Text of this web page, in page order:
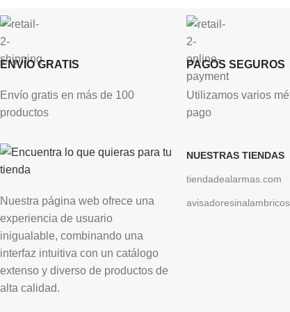
ENVÍO GRATIS
Envío gratis en más de 100
productos
PAGOS SEGUROS
Utilizamos varios
pago
Nuestra página web ofrece una
experiencia de usuario
inigualable, combinando una
interfaz intuitiva con un catálogo
extenso y diverso de productos de
alta calidad.
NUESTRAS TIENDAS
tiendadealarmas.com